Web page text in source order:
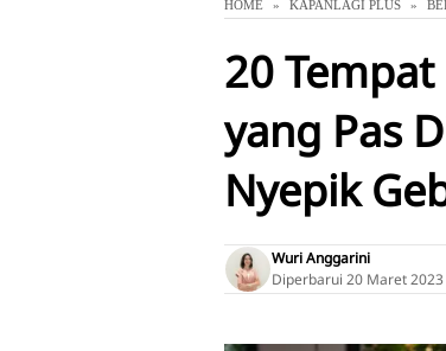
HOME KAPANLAGI PLUS
20
yang Pas
Nyepik
Wuri Anggarini
Diperbarui 20 Maret 2023